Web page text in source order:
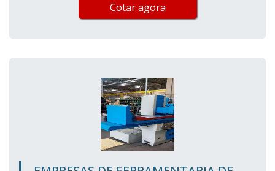
Cotar agora